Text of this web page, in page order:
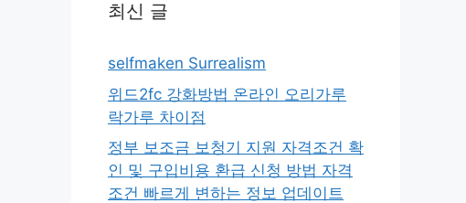
최신 글
selfmaken Surrealism
위드2fc 강화방법 온라인 오리가루
락가루 차이점
정부 보조금 보청기 지원 자격조건 확
인 및 구입비용 환급 신청 방법 자격
조건 빠르게 변하는 정보 업데이트